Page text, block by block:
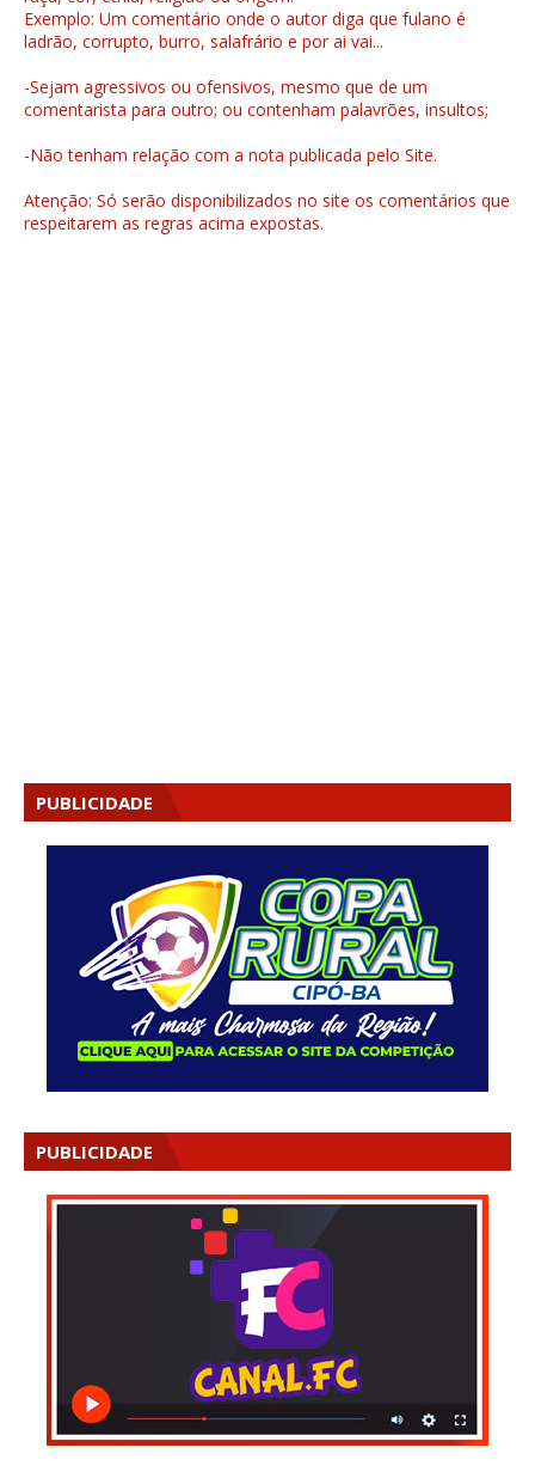
Exemplo: Um comentário onde o autor diga que fulano é
ladrão, corrupto, burro, salafrário e por ai vai...
-Sejam agressivos ou ofensivos, mesmo que de um
comentarista para outro; ou contenham palavrões, insultos;
-Não tenham relação com a nota publicada pelo Site.
Atenção: Só serão disponibilizados no site os comentários que
respeitarem as regras acima expostas.
PUBLICIDADE
PUBLICIDADE